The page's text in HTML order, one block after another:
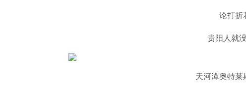
论打折
贵阳人就
天河潭奥特莱